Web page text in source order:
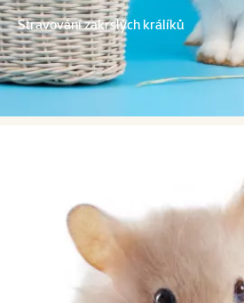
Stravování zakrslých králíků